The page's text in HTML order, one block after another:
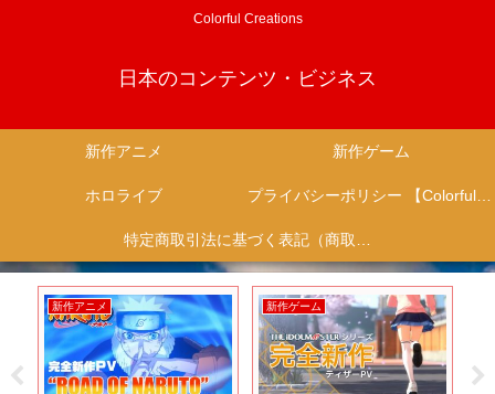
Colorful Creations
日本のコンテンツ・ビジネス
新作アニメ 新作ゲーム
ホロライブ プライバシーポリシー 【Colorful Creation】
特定商取引法に基づく表記（商取引に関する開示）
新作アニメ 新作ゲーム